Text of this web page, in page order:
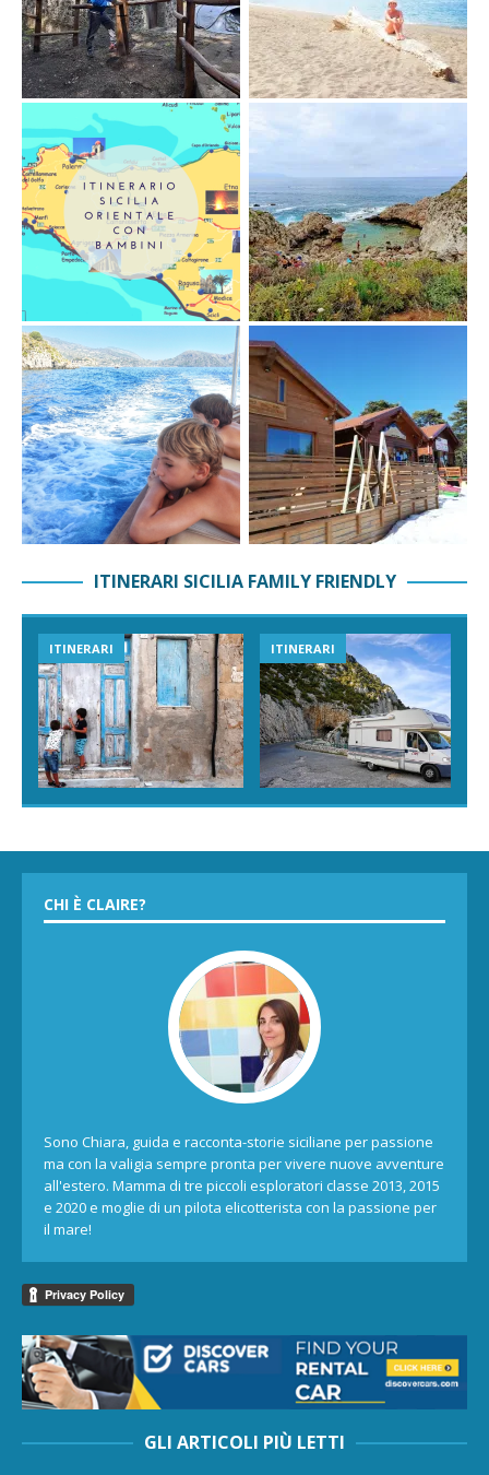
ITINERARI SICILIA FAMILY FRIENDLY
ITINERARI ITINERARI
CHI È CLAIRE?
Sono Chiara, guida e racconta-storie siciliane per passione
ma con la valigia sempre pronta per vivere nuove avventure
all'estero. Mamma di tre piccoli esploratori classe 2013, 2015
e 2020 e moglie di un pilota elicotterista con la passione per
il mare!
GLI ARTICOLI PIÙ LETTI